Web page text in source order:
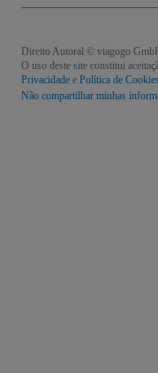
Direito Autoral © viagogo
O uso deste site constitui
Privacidade e Política de Cookies
Não compartilhar minhas